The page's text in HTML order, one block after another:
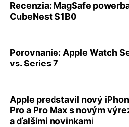
Recenzia: MagSafe
CubeNest S1B0
Porovnanie: Apple Watch
vs. Series 7
Apple predstavil nový
Pro a Pro Max s novým
a ďalšími novinkami